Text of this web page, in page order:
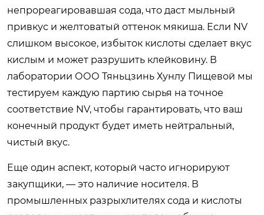
непрореагировавшая сода, что даст мыльный
привкус и желтоватый оттенок мякиша. Если NV
слишком высокое, избыток кислоты сделает вкус
кислым и может разрушить клейковину. В
лаборатории ООО Тяньцзинь Хунлу Пищевой мы
тестируем каждую партию сырья на точное
соответствие NV, чтобы гарантировать, что ваш
конечный продукт будет иметь нейтральный,
чистый вкус.
Еще один аспект, который часто игнорируют
закупщики, — это наличие носителя. В
промышленных разрыхлителях сода и кислоты